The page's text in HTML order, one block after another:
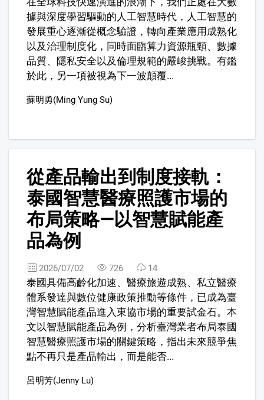
據與深度學習驅動的人工智慧時代，人工智慧的
發展重心逐漸從概念驗證，轉向產業應用成熟化
以及治理制度化，同時面臨算力資源瓶頸、數據
品質、隱私安全以及倫理規範的嚴峻挑戰。有鑑
於此，另一項被視為下一波顛覆...
蘇明勇(Ming Yung Su)
從產品輸出到制度接軌：
泰國智慧醫療照護市場的
布局策略—以智慧賦能產
品為例
2026/07/02 726 14
泰國具備高齡化加速、醫療旅遊成熟、私立醫療
體系發達與數位健康政策推動等條件，已成為臺
灣智慧賦能產品進入東協市場的重要試金石。本
文以智慧賦能產品為例，分析臺灣業者布局泰國
智慧醫療照護市場的關鍵策略，指出未來競爭焦
點不再只是產品輸出，而是能否...
呂明芳(Jenny Lu)